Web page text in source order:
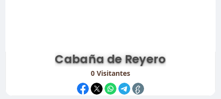
Cabaña de Reyero
0Visitantes